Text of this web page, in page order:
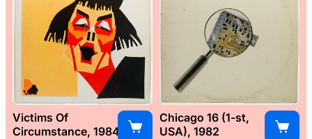
Victims Of
Circumstance, 1984
Chicago 16 (1-st,
USA), 1982